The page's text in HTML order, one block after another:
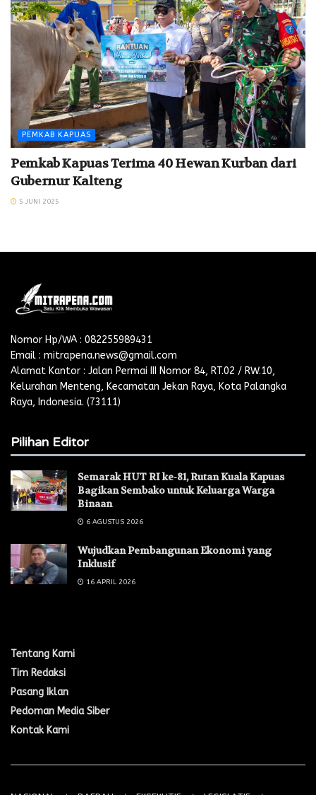
PEMKAB KAPUAS
Pemkab Kapuas Terima 40 Hewan Kurban dari
Gubernur Kalteng
5 JUNI 2025
Nomor Hp/WA : 082255989431
Email : mitrapena.news@gmail.com
Alamat Kantor : Jalan Permai III Nomor 84, RT.02 / RW.10,
Kelurahan Menteng, Kecamatan Jekan Raya, Kota Palangka
Raya, Indonesia. (73111)
Pilihan Editor
Semarak HUT RI ke-81, Rutan Kuala Kapuas
Bagikan Sembako untuk Keluarga Warga
Binaan ‎
6 AGUSTUS 2026
Wujudkan Pembangunan Ekonomi yang
Inklusif
16 APRIL 2026
Tentang Kami
Tim Redaksi
Pasang Iklan
Pedoman Media Siber
Kontak Kami